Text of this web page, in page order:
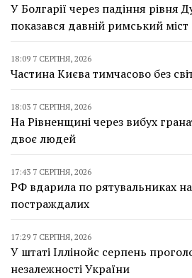
У Болгарії через падіння рівня
показався давній римський міст
18:09 7 СЕРПНЯ, 2026
Частина Києва тимчасово без
18:03 7 СЕРПНЯ, 2026
На Рівненщині через вибух
двоє людей
17:43 7 СЕРПНЯ, 2026
РФ вдарила по рятувальниках
постраждалих
17:29 7 СЕРПНЯ, 2026
У штаті Іллінойс серпень
незалежності України